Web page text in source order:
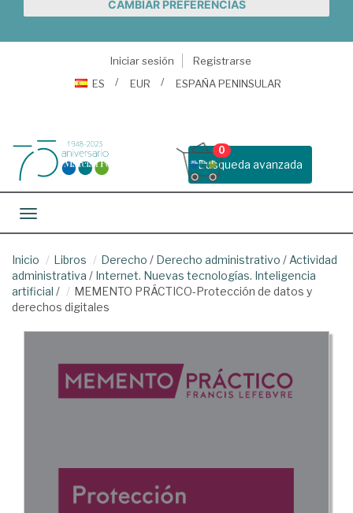
CAMBIAR PREFERENCIAS
Iniciar sesión
Registrarse
ES
EUR ESPAÑA PENINSULAR
Busqueda avanzada
0
Toggle navigation
Inicio Libros Derecho / Derecho administrativo / Actividad
administrativa / Internet. Nuevas tecnologías. Inteligencia
artificial /
MEMENTO PRÁCTICO-Protección de datos y
derechos digitales